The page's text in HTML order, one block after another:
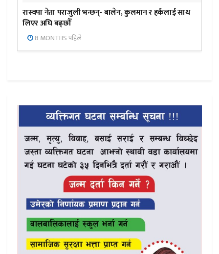
रास्वपा नेता पराजुली भन्छन्- बालेन, कुलमान र हर्कलाई साथ
लिएर अघि बढ्छौँ
8 MONTHS पहिले